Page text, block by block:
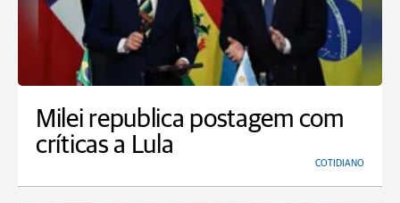
Milei republica postagem com
críticas a Lula
COTIDIANO